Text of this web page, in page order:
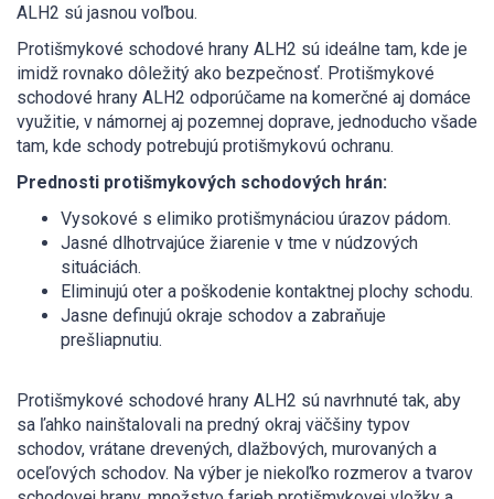
ALH2 sú jasnou voľbou.
Protišmykové schodové hrany ALH2 sú ideálne tam, kde je
imidž rovnako dôležitý ako bezpečnosť. Protišmykové
schodové hrany ALH2 odporúčame na komerčné aj domáce
využitie, v námornej aj pozemnej doprave, jednoducho všade
tam, kde schody potrebujú protišmykovú ochranu.
Prednosti protišmykových schodových hrán:
Vysokové s elimiko protišmynáciou úrazov pádom.
Jasné dlhotrvajúce žiarenie v tme v núdzových
situáciách.
Eliminujú oter a poškodenie kontaktnej plochy schodu.
Jasne definujú okraje schodov a zabraňuje
prešliapnutiu.
Protišmykové schodové hrany ALH2 sú navrhnuté tak, aby
sa ľahko nainštalovali na predný okraj väčšiny typov
schodov, vrátane drevených, dlažbových, murovaných a
oceľových schodov. Na výber je niekoľko rozmerov a tvarov